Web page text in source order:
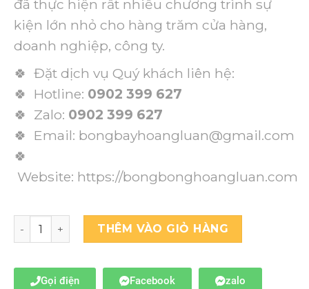
đã thực hiện rất nhiều chương trình sự
kiện lớn nhỏ cho hàng trăm cửa hàng,
doanh nghiệp, công ty.
🍀 Đặt dịch vụ Quý khách liên hệ:
🍀 Hotline: 0902 399 627
🍀 Zalo: 0902 399 627
🍀 Email: bongbayhoangluan@gmail.com
🍀
Website: https://bongbonghoangluan.com
THÊM VÀO GIỎ HÀNG
Gọi điện Facebook zalo